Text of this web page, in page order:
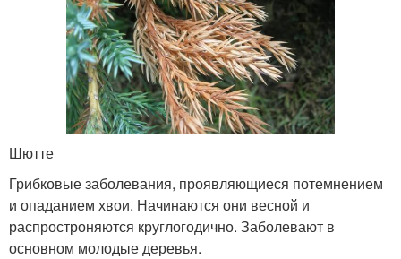
Шютте
Грибковые заболевания, проявляющиеся потемнением
и опаданием хвои. Начинаются они весной и
распростроняются круглогодично. Заболевают в
основном молодые деревья.